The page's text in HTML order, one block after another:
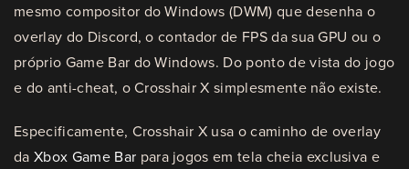
mesmo compositor do Windows (DWM) que desenha o
overlay do Discord, o contador de FPS da sua GPU ou o
próprio Game Bar do Windows. Do ponto de vista do jogo
e do anti-cheat, o Crosshair X simplesmente não existe.
Especificamente, Crosshair X usa o caminho de overlay
daXbox Game Bar para jogos em tela cheia exclusiva e